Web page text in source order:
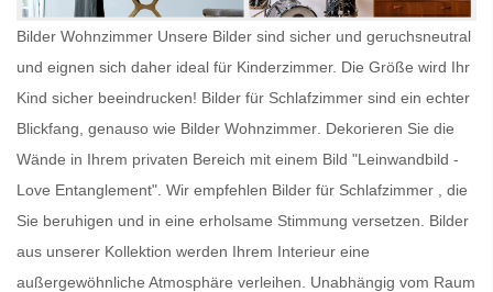
Bilder Wohnzimmer Unsere Bilder sind sicher und geruchsneutral
und eignen sich daher ideal für Kinderzimmer. Die Größe wird Ihr
Kind sicher beeindrucken! Bilder für Schlafzimmer sind ein echter
Blickfang, genauso wie Bilder Wohnzimmer . Dekorieren Sie die
Wände in Ihrem privaten Bereich mit einem Bild "Leinwandbild -
Love Entanglement". Wir empfehlen Bilder für Schlafzimmer , die
Sie beruhigen und in eine erholsame Stimmung versetzen. Bilder
aus unserer Kollektion werden Ihrem Interieur eine
außergewöhnliche Atmosphäre verleihen. Unabhängig vom Raum